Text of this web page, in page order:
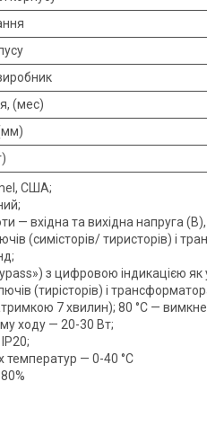
(мес)
США;
— вхідна та вихідна напруга
(симісторів/ тиристорів) і
з цифровою індикацією як у
(тирісторів) і
7 хвилин); 80 °C —
ходу — 20-30 Вт;
температур — 0-40 °C